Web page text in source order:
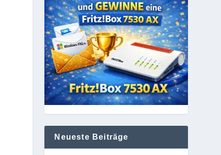
Neueste Beiträge